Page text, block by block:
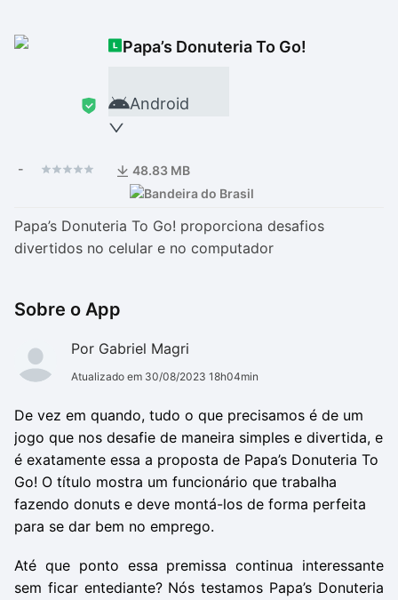
Papa’s Donuteria To Go!
Android
- 48.83 MB
Papa’s Donuteria To Go! proporciona desafios
divertidos no celular e no computador
Sobre o App
Por Gabriel Magri
Atualizado em 30/08/2023 18h04min
De vez em quando, tudo o que precisamos é de um
jogo que nos desafie de maneira simples e divertida, e
é exatamente essa a proposta de Papa’s Donuteria To
Go! O título mostra um funcionário que trabalha
fazendo donuts e deve montá-los de forma perfeita
para se dar bem no emprego.
Até que ponto essa premissa continua interessante
sem ficar entediante? Nós testamos Papa’s Donuteria